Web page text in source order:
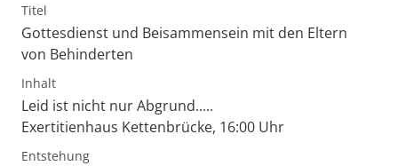
Titel
Gottesdienst und Beisammensein mit den Eltern
von Behinderten
Inhalt
Leid ist nicht nur Abgrund.....
Exertitienhaus Kettenbrücke, 16:00 Uhr
Entstehung